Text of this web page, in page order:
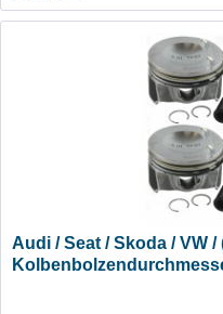
Audi / Seat / Skoda / VW